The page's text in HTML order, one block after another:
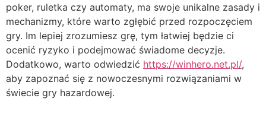
poker, ruletka czy automaty, ma swoje unikalne zasady i
mechanizmy, które warto zgłębić przed rozpoczęciem
gry. Im lepiej zrozumiesz grę, tym łatwiej będzie ci
ocenić ryzyko i podejmować świadome decyzje.
Dodatkowo, warto odwiedzić https://winhero.net.pl/,
aby zapoznać się z nowoczesnymi rozwiązaniami w
świecie gry hazardowej.